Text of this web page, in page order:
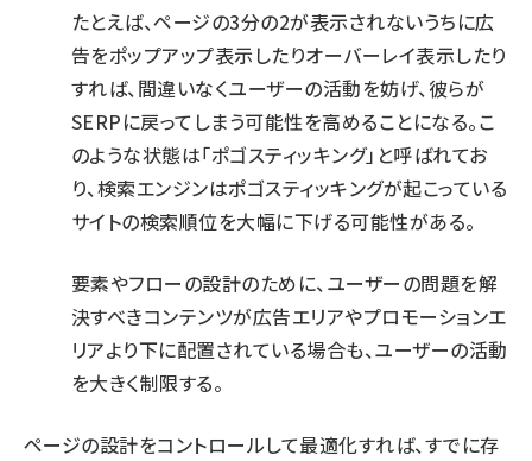
たとえば、ページの3分の2が表示されないうちに広
告をポップアップ表示したりオーバーレイ表示したり
すれば、間違いなくユーザーの活動を妨げ、彼らが
SERPに戻ってしまう可能性を高めることになる。こ
のような状態は「ポゴスティッキング」と呼ばれてお
り、検索エンジンはポゴスティッキングが起こっている
サイトの検索順位を大幅に下げる可能性がある。
要素やフローの設計のために、ユーザーの問題を解
決すべきコンテンツが広告エリアやプロモーションエ
リアより下に配置されている場合も、ユーザーの活動
を大きく制限する。
ページの設計をコントロールして最適化すれば、すでに存